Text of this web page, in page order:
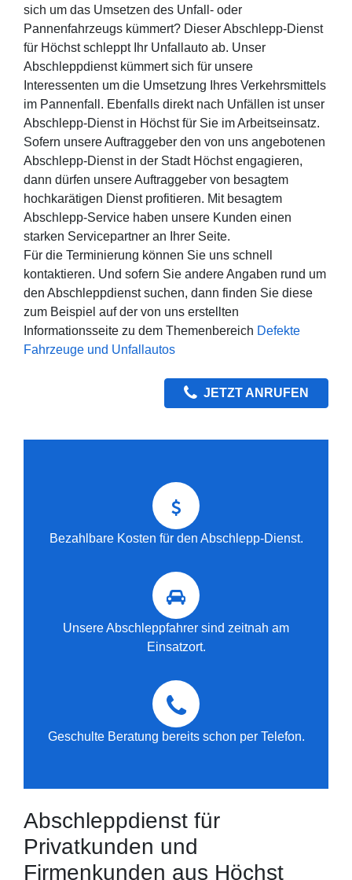
sich um das Umsetzen des Unfall- oder
Pannenfahrzeugs kümmert? Dieser Abschlepp-Dienst
für Höchst schleppt Ihr Unfallauto ab. Unser
Abschleppdienst kümmert sich für unsere
Interessenten um die Umsetzung Ihres Verkehrsmittels
im Pannenfall. Ebenfalls direkt nach Unfällen ist unser
Abschlepp-Dienst in Höchst für Sie im Arbeitseinsatz.
Sofern unsere Auftraggeber den von uns angebotenen
Abschlepp-Dienst in der Stadt Höchst engagieren,
dann dürfen unsere Auftraggeber von besagtem
hochkarätigen Dienst profitieren. Mit besagtem
Abschlepp-Service haben unsere Kunden einen
starken Servicepartner an Ihrer Seite.
Für die Terminierung können Sie uns schnell
kontaktieren. Und sofern Sie andere Angaben rund um
den Abschleppdienst suchen, dann finden Sie diese
zum Beispiel auf der von uns erstellten
Informationsseite zu dem Themenbereich Defekte
Fahrzeuge und Unfallautos
JETZT ANRUFEN
Bezahlbare Kosten für den Abschlepp-Dienst.
Unsere Abschleppfahrer sind zeitnah am
Einsatzort.
Geschulte Beratung bereits schon per Telefon.
Abschleppdienst für
Privatkunden und
Firmenkunden aus Höchst